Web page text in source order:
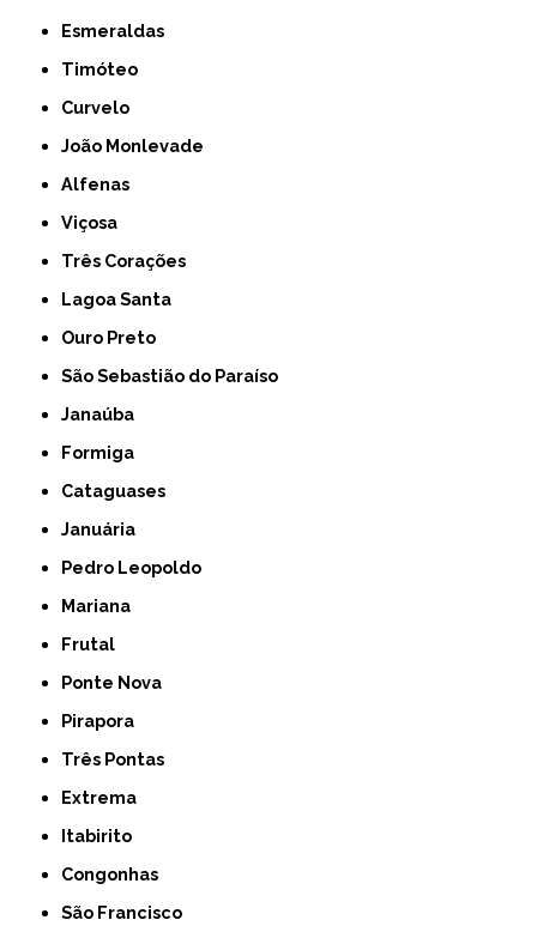
Esmeraldas
Timóteo
Curvelo
João Monlevade
Alfenas
Viçosa
Três Corações
Lagoa Santa
Ouro Preto
São Sebastião do Paraíso
Janaúba
Formiga
Cataguases
Januária
Pedro Leopoldo
Mariana
Frutal
Ponte Nova
Pirapora
Três Pontas
Extrema
Itabirito
Congonhas
São Francisco